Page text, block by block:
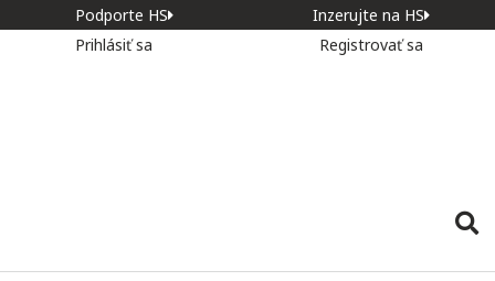
Podporte HS
Inzerujte na HS
Prihlásiť sa
Registrovať sa